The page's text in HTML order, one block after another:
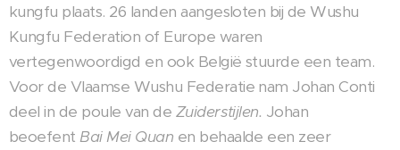
kungfu plaats. 26 landen aangesloten bij de Wushu
Kungfu Federation of Europe waren
vertegenwoordigd en ook België stuurde een team.
Voor de Vlaamse Wushu Federatie nam Johan Conti
deel in de poule van de Zuiderstijlen. Johan
beoefent Bai Mei Quan en behaalde een zeer